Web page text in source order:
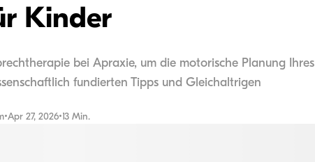
Kinder
bei Apraxie, um die motorische Planung Ihres
fundierten Tipps und Gleichaltrigen
•Apr 27, 2026•13 Min.